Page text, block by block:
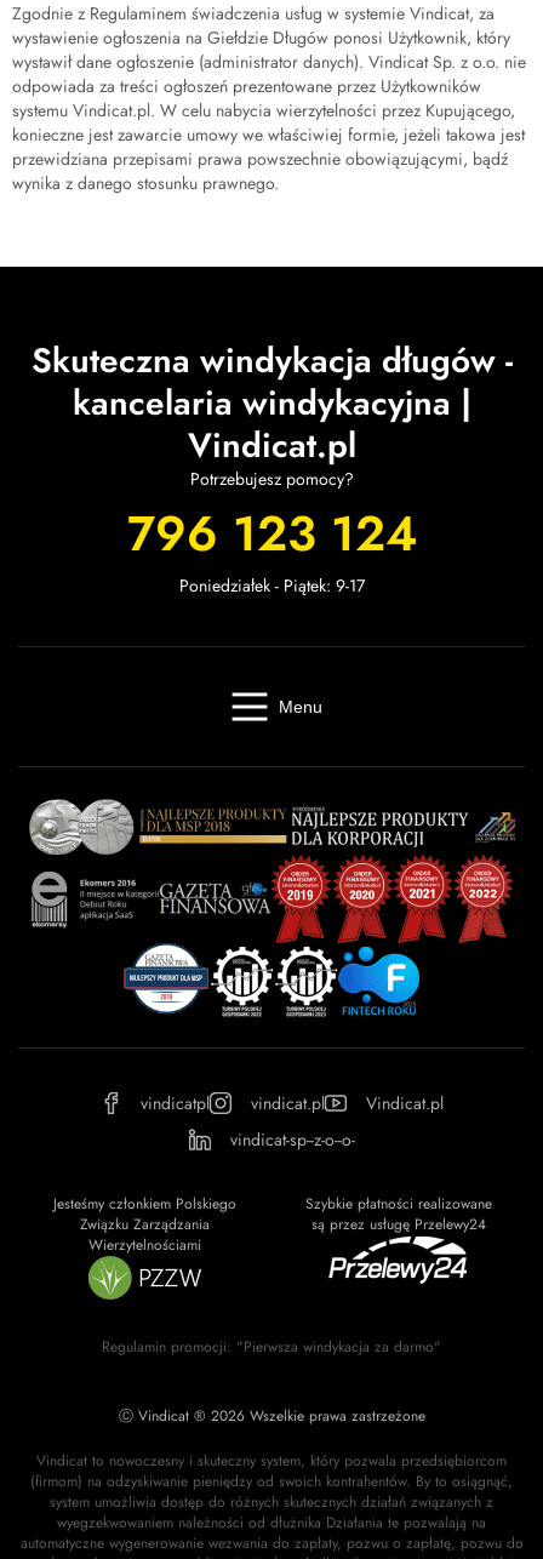
Zgodnie z Regulaminem świadczenia usług w systemie Vindicat, za
wystawienie ogłoszenia na Giełdzie Długów ponosi Użytkownik, który
wystawił dane ogłoszenie (administrator danych). Vindicat Sp. z o.o. nie
odpowiada za treści ogłoszeń prezentowane przez Użytkowników
systemu Vindicat.pl. W celu nabycia wierzytelności przez Kupującego,
konieczne jest zawarcie umowy we właściwiej formie, jeżeli takowa jest
przewidziana przepisami prawa powszechnie obowiązującymi, bądź
wynika z danego stosunku prawnego.
Skuteczna windykacja długów -
kancelaria windykacyjna |
Vindicat.pl
Potrzebujesz pomocy?
796 123 124
Poniedziałek - Piątek: 9-17
Menu
Baza wiedzyKontaktKalkulator odsetekMiastaPartnerzyFAQRegulaminOWU
vindicatpl vindicat.pl
Vindicat.pl
vindicat-sp--z-o--o-
Jesteśmy członkiem Polskiego
Związku Zarządzania
Wierzytelnościami
Szybkie płatności realizowane
są przez usługę Przelewy24
Regulamin promocji: "Pierwsza windykacja za darmo"
Ⓒ Vindicat ® 2026 Wszelkie prawa zastrzeżone
Vindicat to nowoczesny i skuteczny system, który pozwala przedsiębiorcom
(firmom) na odzyskiwanie pieniędzy od swoich kontrahentów. By to osiągnąć,
system umożliwia dostęp do różnych skutecznych działań związanych z
wyegzekwowaniem należności od dłużnika Działania te pozwalają na
automatyczne wygenerowanie wezwania do zapłaty, pozwu o zapłatę, pozwu do